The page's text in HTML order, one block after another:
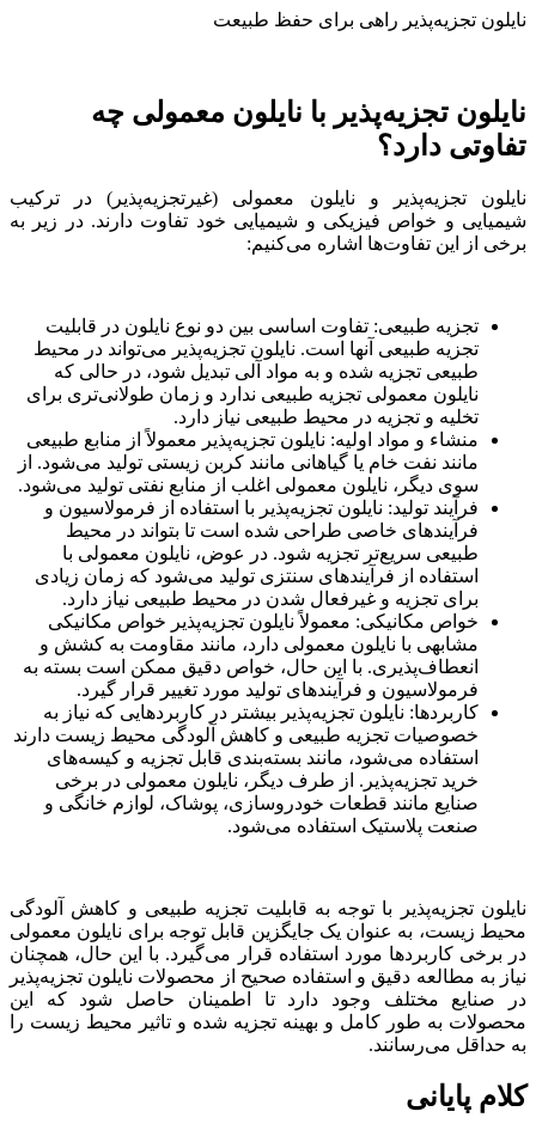
نایلون تجزیه‌پذیر راهی برای حفظ طبیعت
نایلون تجزیه‌پذیر با نایلون معمولی چه
تفاوتی دارد؟
نایلون تجزیه‌پذیر و نایلون معمولی (غیرتجزیه‌پذیر) در ترکیب
شیمیایی و خواص فیزیکی و شیمیایی خود تفاوت دارند. در زیر به
برخی از این تفاوت‌ها اشاره می‌کنیم:
تجزیه طبیعی: تفاوت اساسی بین دو نوع نایلون در قابلیت
تجزیه طبیعی آنها است. نایلون تجزیه‌پذیر می‌تواند در محیط
طبیعی تجزیه شده و به مواد آلی تبدیل شود، در حالی که
نایلون معمولی تجزیه طبیعی ندارد و زمان طولانی‌تری برای
تخلیه و تجزیه در محیط طبیعی نیاز دارد.
منشاء و مواد اولیه: نایلون تجزیه‌پذیر معمولاً از منابع طبیعی
مانند نفت خام یا گیاهانی مانند کربن زیستی تولید می‌شود. از
سوی دیگر، نایلون معمولی اغلب از منابع نفتی تولید می‌شود.
فرآیند تولید: نایلون تجزیه‌پذیر با استفاده از فرمولاسیون و
فرآیندهای خاصی طراحی شده است تا بتواند در محیط
طبیعی سریع‌تر تجزیه شود. در عوض، نایلون معمولی با
استفاده از فرآیندهای سنتزی تولید می‌شود که زمان زیادی
برای تجزیه و غیرفعال شدن در محیط طبیعی نیاز دارد.
خواص مکانیکی: معمولاً نایلون تجزیه‌پذیر خواص مکانیکی
مشابهی با نایلون معمولی دارد، مانند مقاومت به کشش و
انعطاف‌پذیری. با این حال، خواص دقیق ممکن است بسته به
فرمولاسیون و فرآیندهای تولید مورد تغییر قرار گیرد.
کاربردها: نایلون تجزیه‌پذیر بیشتر در کاربردهایی که نیاز به
خصوصیات تجزیه طبیعی و کاهش آلودگی محیط زیست دارند
استفاده می‌شود، مانند بسته‌بندی قابل تجزیه و کیسه‌های
خرید تجزیه‌پذیر. از طرف دیگر، نایلون معمولی در برخی
صنایع مانند قطعات خودروسازی، پوشاک، لوازم خانگی و
صنعت پلاستیک استفاده می‌شود.
نایلون تجزیه‌پذیر با توجه به قابلیت تجزیه طبیعی و کاهش آلودگی
محیط زیست، به عنوان یک جایگزین قابل توجه برای نایلون معمولی
در برخی کاربردها مورد استفاده قرار می‌گیرد. با این حال، همچنان
نیاز به مطالعه دقیق و استفاده صحیح از محصولات نایلون تجزیه‌پذیر
در صنایع مختلف وجود دارد تا اطمینان حاصل شود که این
محصولات به طور کامل و بهینه تجزیه شده و تاثیر محیط زیست را
به حداقل می‌رسانند.
کلام پایانی